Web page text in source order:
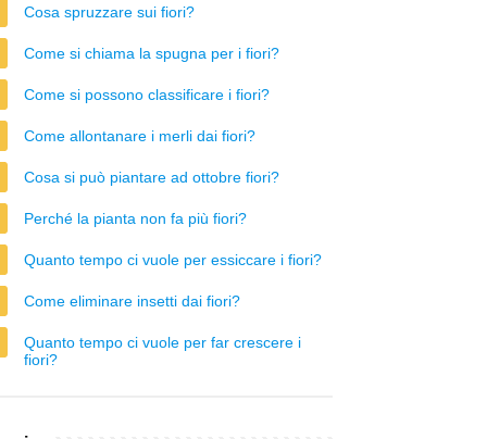
Cosa spruzzare sui fiori?
Come si chiama la spugna per i fiori?
Come si possono classificare i fiori?
Come allontanare i merli dai fiori?
Cosa si può piantare ad ottobre fiori?
Perché la pianta non fa più fiori?
Quanto tempo ci vuole per essiccare i fiori?
Come eliminare insetti dai fiori?
Quanto tempo ci vuole per far crescere i
fiori?